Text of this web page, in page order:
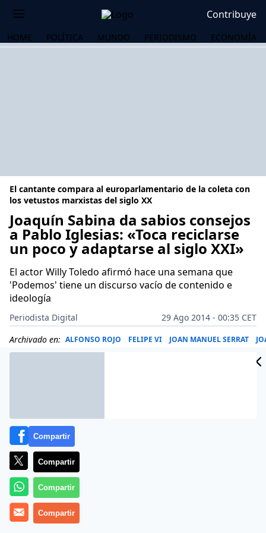
Contribuye
HOME POLÍTICA MUNDO PERIODISMO ECONOMÍA
El cantante compara al europarlamentario de la coleta con
los vetustos marxistas del siglo XX
Joaquín Sabina da sabios consejos
a Pablo Iglesias: «Toca reciclarse
un poco y adaptarse al siglo XXI»
El actor Willy Toledo afirmó hace una semana que
'Podemos' tiene un discurso vacío de contenido e
ideología
Periodista Digital
29 Ago 2014 - 00:35 CET
Archivado en: ALFONSO ROJO FELIPE VI JOAN MANUEL SERRAT
Compartir
Compartir
Compartir
Compartir